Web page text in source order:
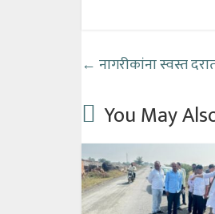
← नागरीकांना स्वस्त
You May